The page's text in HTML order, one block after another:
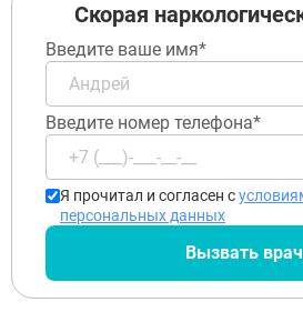
Скорая
Введите ваше имя*
Введите номер телефона*
Я прочитал и согласен с
персональных данных
Вызвать